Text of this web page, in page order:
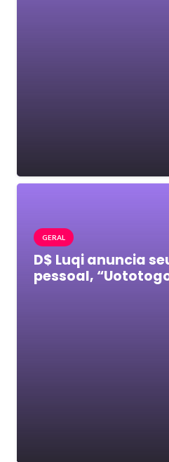
GERAL
D$ Luqi anuncia
pessoal,